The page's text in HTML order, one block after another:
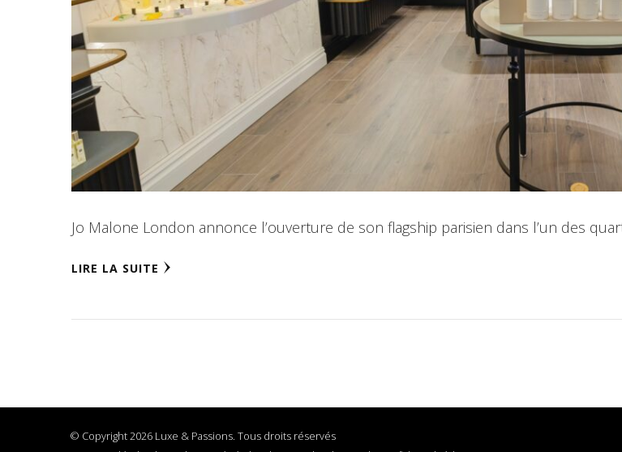
Jo Malone London annonce l’ouverture de son flagship parisien dans l’un des
LIRE LA SUITE
© Copyright 2026 Luxe & Passions. Tous droits réservés